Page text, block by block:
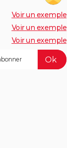
Voir un exemple
Voir un exemple
Voir un exemple